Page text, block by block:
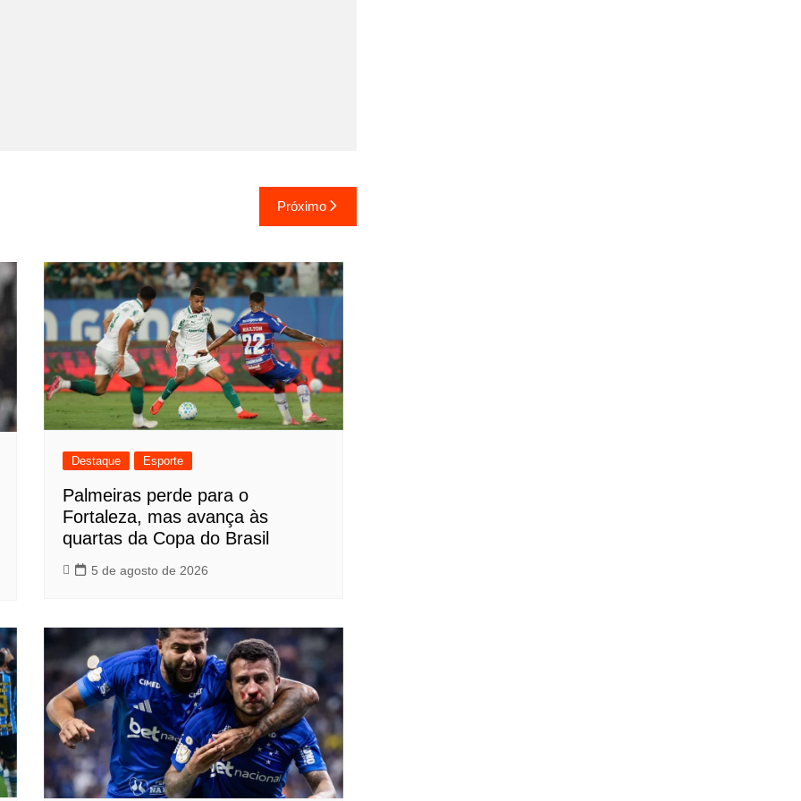
Próximo
Destaque Esporte
Palmeiras perde para o
Fortaleza, mas avança às
quartas da Copa do Brasil
5 de agosto de 2026